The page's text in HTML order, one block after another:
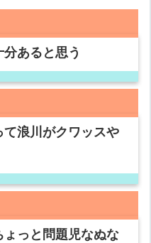
あると思う
浪川がクワッスや
っと問題児なぬな